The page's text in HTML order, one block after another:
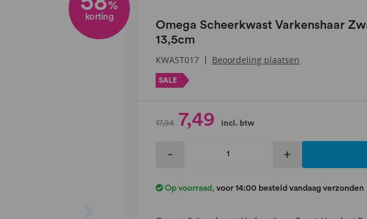
Omega Scheerkwast Varkenshaar
13,5cm
KWAST017 Beoordeling plaatsen
SALE
Op voorraad , voor 14:00 besteld vandaag verzonden
7,49
17,94 incl. btw
- +
%
korting